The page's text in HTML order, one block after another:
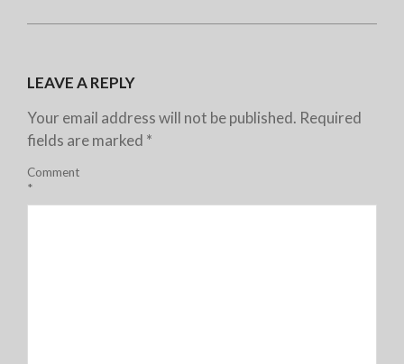
LEAVE A REPLY
Your email address will not be published. Required
fields are marked *
Comment
*